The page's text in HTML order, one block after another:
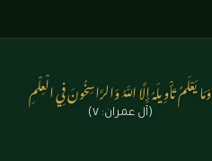
وَمَا يَعْلَمُ تَأْوِيلَهُ إِلَّا اللَّهُ وَالرَّاسِخُونَ فِي الْعِلْمِ
(آل عمران: ٧)